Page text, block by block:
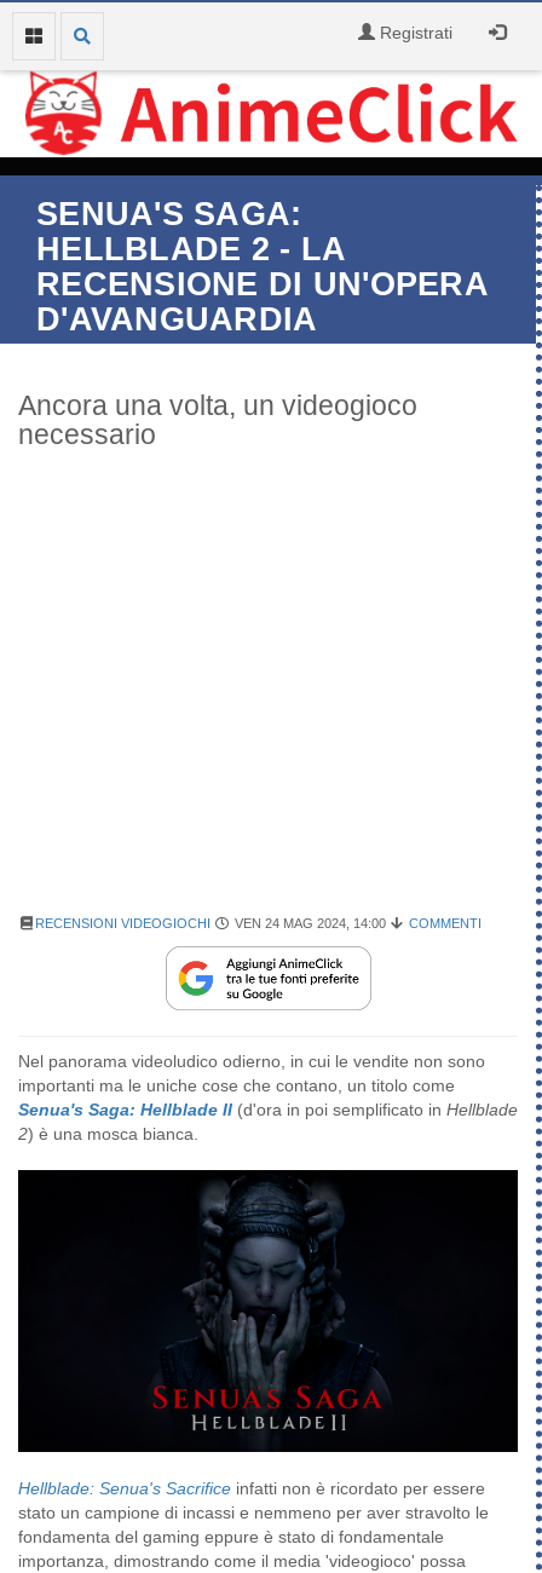
Registrati
SENUA'S SAGA:
HELLBLADE 2 - LA
RECENSIONE DI UN'OPERA
D'AVANGUARDIA
Ancora una volta, un videogioco
necessario
RECENSIONI VIDEOGIOCHI VEN 24 MAG 2024, 14:00 COMMENTI
Nel panorama videoludico odierno, in cui le vendite non sono
importanti ma le uniche cose che contano, un titolo come
Senua's Saga: Hellblade II (d'ora in poi semplificato in Hellblade
2) è una mosca bianca.
Hellblade: Senua's Sacrifice infatti non è ricordato per essere
stato un campione di incassi e nemmeno per aver stravolto le
fondamenta del gaming eppure è stato di fondamentale
importanza, dimostrando come il media 'videogioco' possa